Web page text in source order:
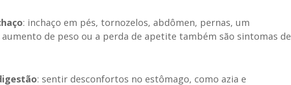
: inchaço em pés, tornozelos, abdômen, pernas, um
de peso ou a perda de apetite também são sintomas de
: sentir desconfortos no estômago, como azia e